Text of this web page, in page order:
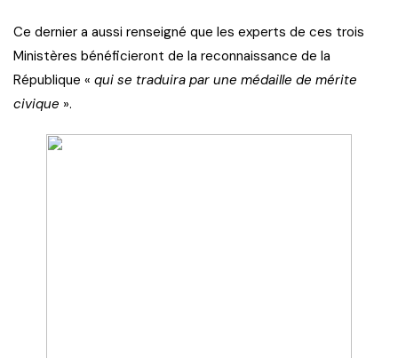
Ce dernier a aussi renseigné que les experts de ces trois
Ministères bénéficieront de la reconnaissance de la
République « qui se traduira par une médaille de mérite
civique ».